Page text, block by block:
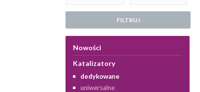
FILTRUJ
Nowości
Katalizatory
dedykowane
uniwersalne